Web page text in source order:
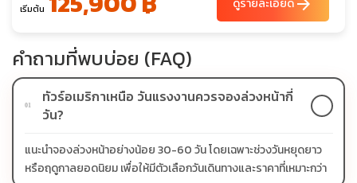
เริ่มต้น ดูรายละเอียด
คำถามที่พบบ่อย (FAQ)
01
ทัวร์อเมริกาเหนือ วันแรงงานควรจองล่วงหน้ากี่
วัน?
แนะนำจองล่วงหน้าอย่างน้อย 30-60 วัน โดยเฉพาะช่วงวันหยุดยาว
หรือฤดูกาลยอดนิยม เพื่อให้มีตัวเลือกวันเดินทางและราคาที่เหมาะกว่า